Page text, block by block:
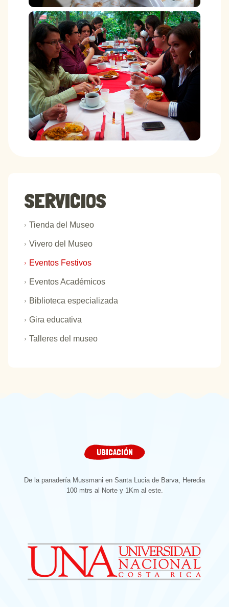
SERVICIOS
Tienda del Museo
Vivero del Museo
Eventos Festivos
Eventos Académicos
Biblioteca especializada
Gira educativa
Talleres del museo
UBICACIÓN
De la panadería Mussmani en Santa Lucia de Barva, Heredia
100 mtrs al Norte y 1Km al este.